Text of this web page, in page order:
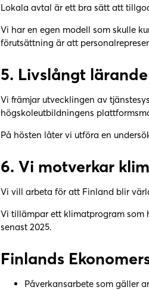
Lokala avtal är ett bra sätt att
Vi har en egen modell som skulle
förutsättning är att
5. Livslångt
Vi främjar utvecklingen av
högskoleutbildningens
På hösten låter vi utföra en
6. Vi motverkar
Vi vill arbeta för att Finland blir
Vi tillämpar ett klimatprogram som
senast 2025.
Finlands
Påverkansarbete som gäller